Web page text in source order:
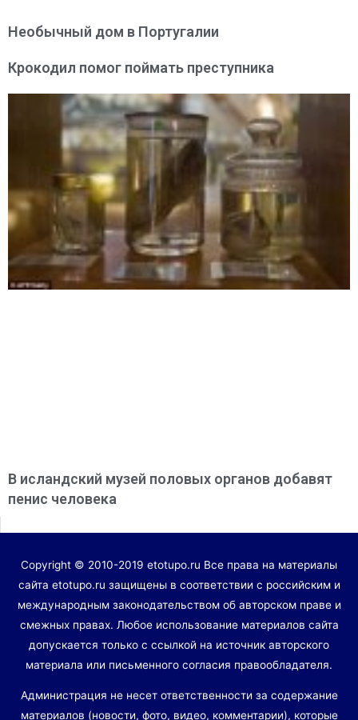
Необычный дом в Португалии
Крокодил помог поймать преступника
В исландский музей половых органов добавят
пенис человека
Copyright © 2010-2019 etotupo.ru Все права на материалы
сайта etotupo.ru защищены в соответствии с российским и
международным законодательством об авторском праве и
смежных правах. Любое использование материалов сайта
допускается только с ссылкой на источник авторского
материала или письменного согласия правообладателя.
Администрация не несет ответственности за содержание
материалов (новости, фото, видео, комментарии), которые